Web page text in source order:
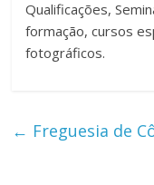
Qualificações,
formação, cursos
fotográficos.
← Freguesia de